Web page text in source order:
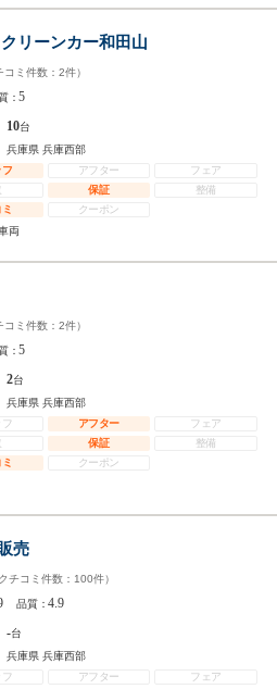
リーンカー和田山
コミ件数： 2件）
：5
10台
兵庫県 兵庫西部
フ
アフター
フェア
保証
整備
クーポン
両
コミ件数： 2件）
：5
2台
兵庫県 兵庫西部
フ
アフター
フェア
保証
整備
クーポン
売
クチコミ件数： 100件）
品質：4.9
-台
兵庫県 兵庫西部
フ
アフター
フェア